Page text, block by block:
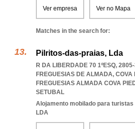
Ver empresa Ver no Mapa
Matches in the search for:
Pilritos-das-praias, Lda
R DA LIBERDADE 70 1ºESQ,
FREGUESIAS DE ALMADA, COVA
FREGUESIAS ALMADA COVA
SETUBAL
Alojamento mobilado para turistas
LDA